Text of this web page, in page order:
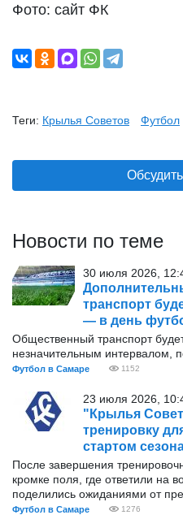
Фото: сайт ФК
Теги: Крылья Советов Футбол
Новости по теме
30 июля 2026,
транспорт
— в день
Общественный транспорт
незначительным интервалом,
Футбол в Самаре 1152
23 июля 2026,
"Крылья
тренировку
стартом
После завершения
кромке поля, где ответили на
поделились ожиданиями от
Футбол в Самаре 1276